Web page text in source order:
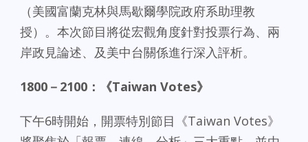
（美國富蘭克林與馬歇爾學院政府系助理教
授）。本次節目將從宏觀角度針對投票行為、兩
岸政見論述、及美中台關係進行深入評析。
1800－2100：《Taiwan Votes》
下午6時開始，開票特別節目《Taiwan Votes》